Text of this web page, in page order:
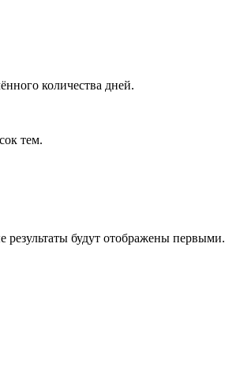
количества дней.
тем.
будут отображены первыми.